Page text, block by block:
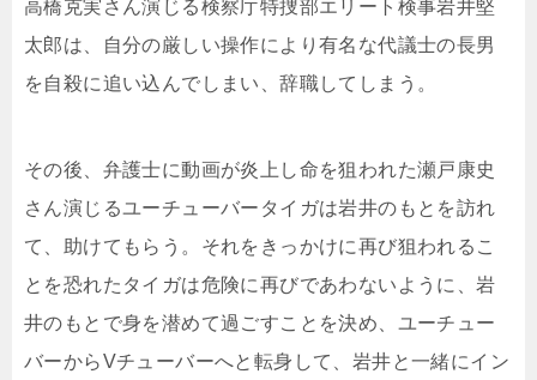
高橋克実さん演じる検察庁特捜部エリート検事岩井堅
太郎は、自分の厳しい操作により有名な代議士の長男
を自殺に追い込んでしまい、辞職してしまう。
その後、弁護士に動画が炎上し命を狙われた瀬戸康史
さん演じるユーチューバータイガは岩井のもとを訪れ
て、助けてもらう。それをきっかけに再び狙われるこ
とを恐れたタイガは危険に再びであわないように、岩
井のもとで身を潜めて過ごすことを決め、ユーチュー
バーからVチューバーへと転身して、岩井と一緒にイン